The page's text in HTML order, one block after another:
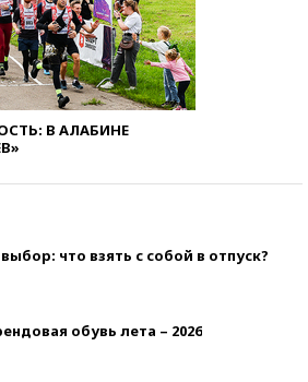
В АЛАБИНЕ
что взять с собой в отпуск?
обувь лета – 2026